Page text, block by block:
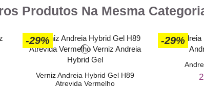
Produtos Na Mesma
-29%
Verniz Andreia Hybrid Gel H89
Atrevida Vermelho
-29%